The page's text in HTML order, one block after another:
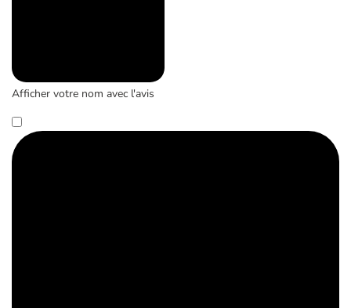
Afficher votre nom avec l'avis